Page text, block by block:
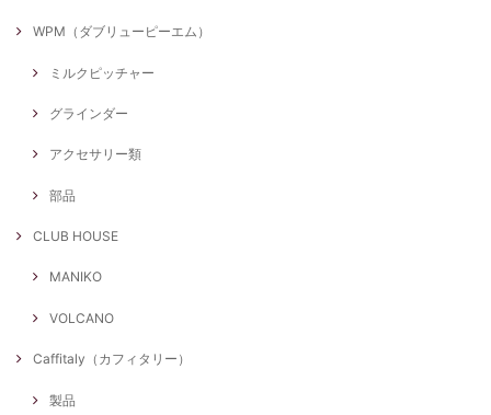
WPM（ダブリューピーエム）
ミルクピッチャー
グラインダー
アクセサリー類
部品
CLUB HOUSE
MANIKO
VOLCANO
Caffitaly（カフィタリー）
製品